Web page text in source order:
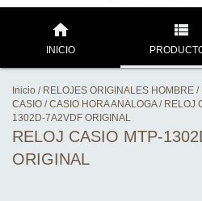
INICIO
Inicio / RELOJES ORIGINALES HOMBRE /
CASIO / CASIO HORA ANALOGA / RELOJ
1302D-7A2VDF ORIGINAL
RELOJ CASIO MTP-
ORIGINAL